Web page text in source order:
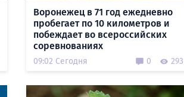
Воронежец в 71 год ежедневно
пробегает по 10 километров и
побеждает во всероссийских
соревнованиях
09:02 Сегодня 0 293